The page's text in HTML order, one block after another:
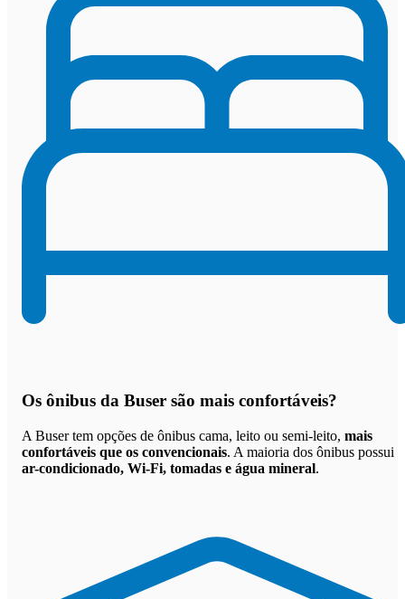
Os ônibus da Buser são mais confortáveis?
A Buser tem opções de ônibus cama, leito ou semi-leito, mais
confortáveis que os convencionais. A maioria dos ônibus possui
ar-condicionado, Wi-Fi, tomadas e água mineral.